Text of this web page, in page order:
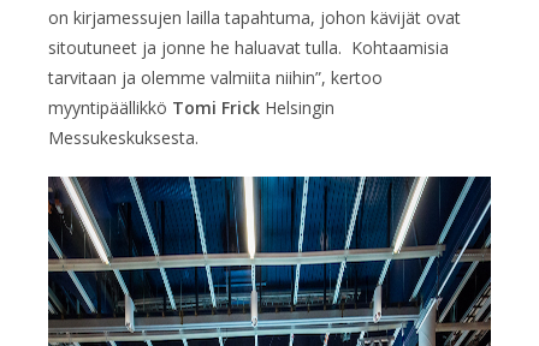
on kirjamessujen lailla tapahtuma, johon kävijät ovat
sitoutuneet ja jonne he haluavat tulla. Kohtaamisia
tarvitaan ja olemme valmiita niihin”, kertoo
myyntipäällikkö Tomi Frick Helsingin
Messukeskuksesta.